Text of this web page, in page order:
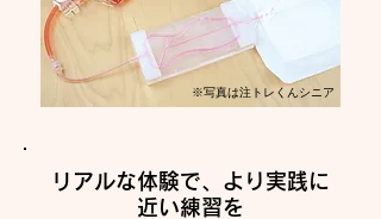
※写真は注トレくんシニア
リアルな体験で、より実践に
近い練習を